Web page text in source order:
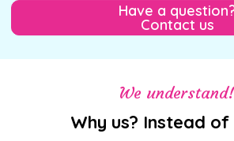
Have a
Contact us
We understand!
Why us? Instead of